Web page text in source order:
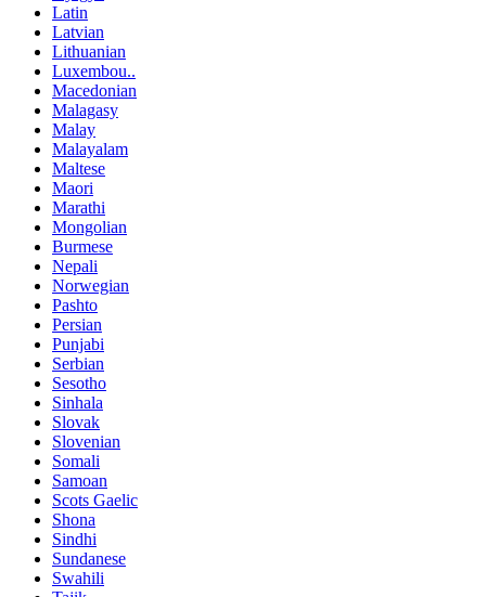
Latin
Latvian
Lithuanian
Luxembou..
Macedonian
Malagasy
Malay
Malayalam
Maltese
Maori
Marathi
Mongolian
Burmese
Nepali
Norwegian
Pashto
Persian
Punjabi
Serbian
Sesotho
Sinhala
Slovak
Slovenian
Somali
Samoan
Scots Gaelic
Shona
Sindhi
Sundanese
Swahili